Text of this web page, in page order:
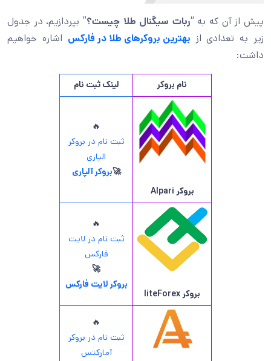
پیش از آن که به “ربات سیگنال طلا چیست؟” بپردازیم، در جدول
زیر به تعدادی از بهترین بروکرهای طلا در فارکس اشاره خواهیم
داشت:
نام بروکر لینک ثبت نام
بروکر Alpari
🔥
ثبت نام در بروکر
الپاری
🚀بروکر آلپاری
بروکر liteForex
🔥
ثبت نام در لایت
فارکس
🚀
بروکر لایت فارکس
🔥
ثبت نام در بروکر
آمارکتس